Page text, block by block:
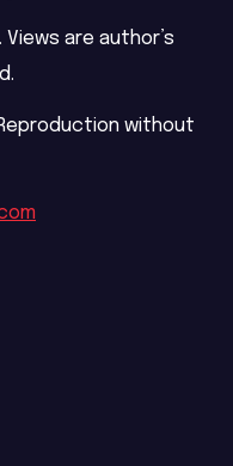
are author’s
without